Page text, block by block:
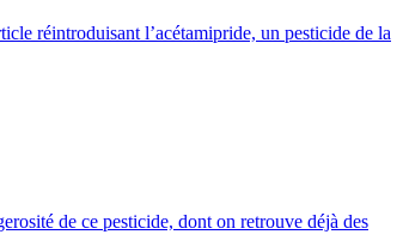
réintroduisant l’acétamipride, un pesticide de la
de ce pesticide, dont on retrouve déjà des